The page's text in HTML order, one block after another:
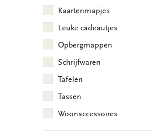
Kaartenmapjes
Leuke cadeautjes
Opbergmappen
Schrijfwaren
Tafelen
Tassen
Woonaccessoires